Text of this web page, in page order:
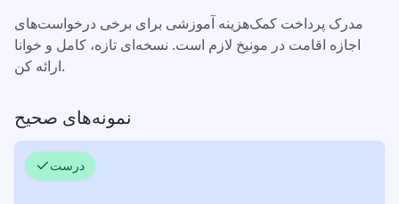
مدرک پرداخت کمک‌هزینه آموزشی برای برخی درخواست‌های
اجازه اقامت در مونیخ لازم است. نسخه‌ای تازه، کامل و خوانا
ارائه کن.
نمونه‌های صحیح
درست